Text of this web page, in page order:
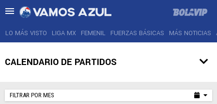
LIGA MX
LO MÁS VISTO LIGA MX FEMENIL FUERZAS BÁSICAS MÁS NOTICIAS
CALENDARIO DE PARTIDOS
FILTRAR POR MES